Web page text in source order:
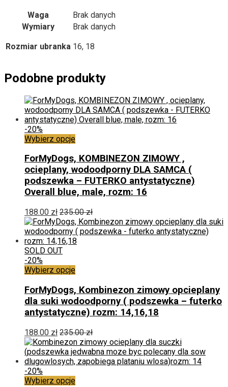
Waga
Brak danych
Wymiary
Brak danych
Rozmiar ubranka 16, 18
Podobne produkty
-20%
Wybierz opcjeTen
ma
wiele
wariantów.
Opcje
można
na
stronie
produktu
ForMyDogs, KOMBINEZON ZIMOWY ,
ocieplany, wodoodporny DLA SAMCA (
podszewka – FUTERKO antystatyczne)
Overall blue, male, rozm: 16
188.00 zł 235.00zł
SOLD OUT
-20%
Wybierz opcjeTen
ma
wiele
wariantów.
Opcje
można
wybrać
na
stronie
produktu
ForMyDogs, Kombinezon zimowy opcieplany
dla suki wodoodporny ( podszewka – futerko
antystatyczne) rozm: 14,16,18
188.00 zł 235.00zł
-20%
Wybierz opcjeTen